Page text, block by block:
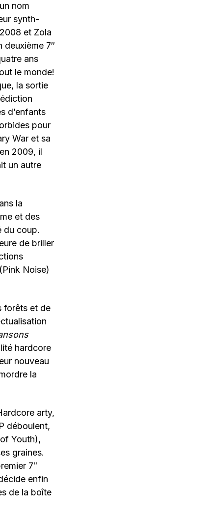
nom
synth-
et Zola
deuxième 7″
ans
le monde!
la sortie
d’enfants
pour
War et sa
2009, il
un autre
la
et des
du coup.
de briller
Noise)
forêts et de
hardcore
nouveau
la
arty,
déboulent,
Youth),
graines.
7″
enfin
de la boîte